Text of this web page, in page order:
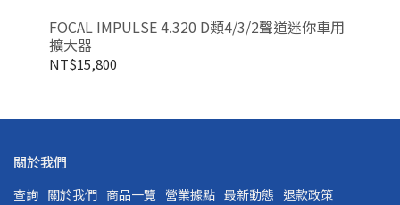
FOCAL IMPULSE 4.320 D類4/3/2聲道迷你車用
擴大器
NT$15,800
關於我們
查詢 關於我們 商品一覽 營業據點 最新動態 退款政策